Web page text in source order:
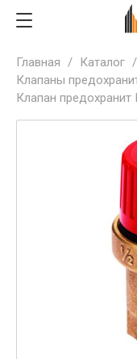
Главная / Каталог /
Клапаны
Клапан